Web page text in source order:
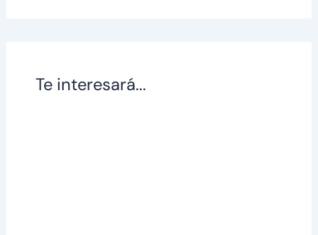
Te interesará...